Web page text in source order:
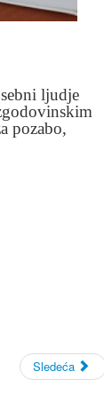
ljudje
pozabo,
Sledeća